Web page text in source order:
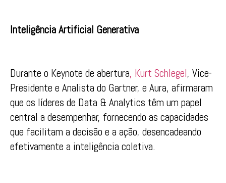
Inteligência Artificial Generativa
Durante o Keynote de abertura, Kurt Schlegel, Vice-
Presidente e Analista do Gartner, e Aura, afirmaram
que os líderes de Data & Analytics têm um papel
central a desempenhar, fornecendo as capacidades
que facilitam a decisão e a ação, desencadeando
efetivamente a inteligência coletiva.